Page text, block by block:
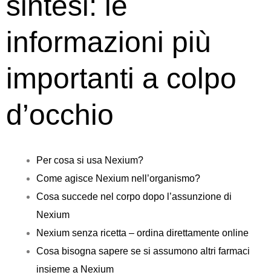
informazioni più
importanti a colpo
d’occhio
Per cosa si usa Nexium?
Come agisce Nexium nell’organismo?
Cosa succede nel corpo dopo l’assunzione di
Nexium
Nexium senza ricetta – ordina direttamente online
Cosa bisogna sapere se si assumono altri farmaci
insieme a Nexium